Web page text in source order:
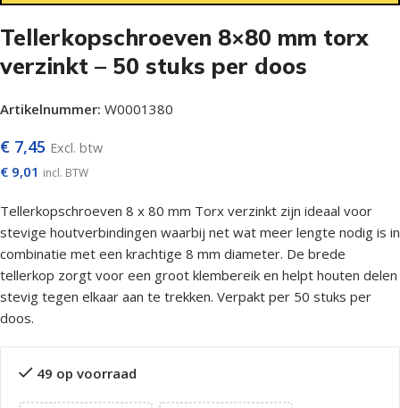
Tellerkopschroeven 8×80 mm torx
verzinkt – 50 stuks per doos
Artikelnummer: W0001380
€ 7,45 Excl. btw
€ 9,01 incl. BTW
Tellerkopschroeven 8 x 80 mm Torx verzinkt zijn ideaal voor
stevige houtverbindingen waarbij net wat meer lengte nodig is in
combinatie met een krachtige 8 mm diameter. De brede
tellerkop zorgt voor een groot klembereik en helpt houten delen
stevig tegen elkaar aan te trekken. Verpakt per 50 stuks per
doos.
49 op voorraad